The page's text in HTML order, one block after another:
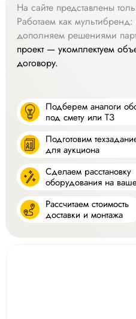
На сайте представлены
Работаем как
дополняем решениями
проект — укомплектуем
договору.
Подберем аналоги
под смету или ТЗ
Подготовим
для аукциона
Сделаем расстановку
оборудования на
Рассчитаем стоимость
доставки и монтажа